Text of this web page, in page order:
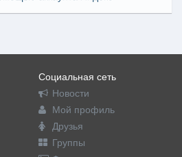
Социальная сеть
Новости
Мой профиль
Друзья
Группы